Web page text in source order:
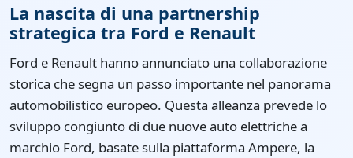
La nascita di una partnership
strategica tra Ford e Renault
Ford e Renault hanno annunciato una collaborazione
storica che segna un passo importante nel panorama
automobilistico europeo. Questa alleanza prevede lo
sviluppo congiunto di due nuove auto elettriche a
marchio Ford, basate sulla piattaforma Ampere, la